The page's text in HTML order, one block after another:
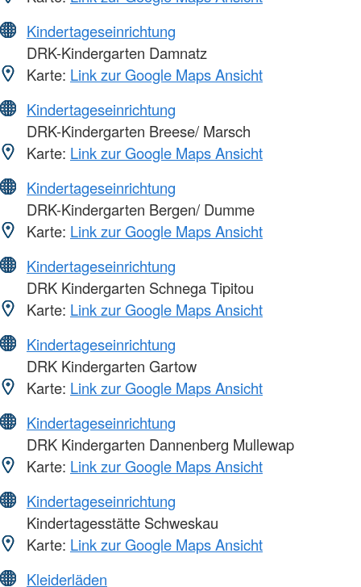
Kindertageseinrichtung
DRK-Kindergarten Damnatz
Karte: Link zur Google Maps Ansicht
Kindertageseinrichtung
DRK-Kindergarten Breese/ Marsch
Karte: Link zur Google Maps Ansicht
Kindertageseinrichtung
DRK-Kindergarten Bergen/ Dumme
Karte: Link zur Google Maps Ansicht
Kindertageseinrichtung
DRK Kindergarten Schnega Tipitou
Karte: Link zur Google Maps Ansicht
Kindertageseinrichtung
DRK Kindergarten Gartow
Karte: Link zur Google Maps Ansicht
Kindertageseinrichtung
DRK Kindergarten Dannenberg Mullewap
Karte: Link zur Google Maps Ansicht
Kindertageseinrichtung
Kindertagesstätte Schweskau
Karte: Link zur Google Maps Ansicht
Kleiderläden